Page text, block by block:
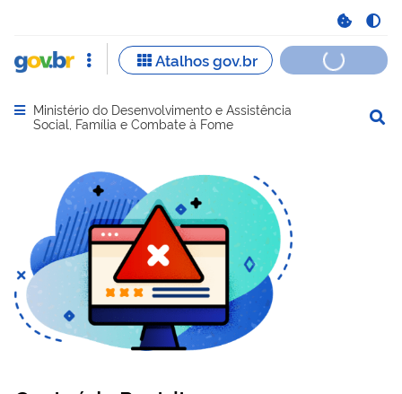
Abrir menu principal de navegação
Ministério do Desenvolvimento e Assistência
Social, Família e Combate à Fome